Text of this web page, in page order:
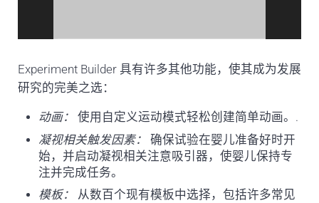
Experiment Builder 具有许多其他功能，使其成为发展
研究的完美之选：
动画： 使用自定义运动模式轻松创建简单动画。 .
凝视相关触发因素：
确保试验在婴儿准备好时开
始，并启动凝视相关注意吸引器，使婴儿保持专
注并完成任务。
模板：
从数百个现有模板中选择，包括许多常见